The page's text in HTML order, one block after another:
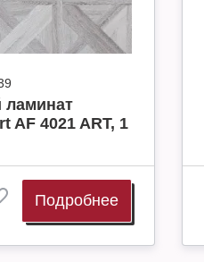
AF 4021 ART, 1
Подробнее